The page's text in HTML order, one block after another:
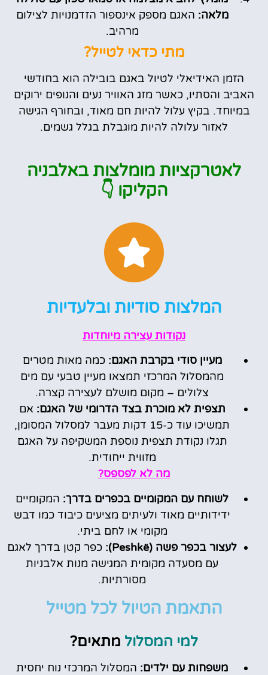
מלאה: האגם מספק אינספור הזדמנויות לצילום
מרהיב.
מתי כדאי לטייל?
הזמן האידיאלי לטיול באגם בובילה הוא בחודשי
האביב והסתיו, כאשר מזג האוויר נעים והנופים ירוקים
במיוחד. בקיץ עלול להיות חם מאוד, ובחורף הגישה
לאזור עלולה להיות מוגבלת בגלל גשמים.
לאטרקציות מומלצות באלבניה
הקליקו 👇
המלצות סודיות ובלעדיות
נקודות עצירה מיוחדות
מעיין סודי בקרבת האגם: כמה מאות מטרים
מהמסלול המרכזי תמצאו מעיין טבעי עם מים
צלולים – מקום מושלם לעצירה קצרה.
תצפית לא מוכרת בצד הדרומי של האגם: אם
תמשיכו עוד כ-15 דקות מעבר למסלול המסומן,
תגלו נקודת תצפית נוספת המשקיפה על האגם
מזווית ייחודית.
מה לא לפספס?
לשוחח עם המקומיים בכפרים בדרך: המקומיים
ידידותיים מאוד ולעיתים מציעים כיבוד כמו דבש
מקומי או לחם ביתי.
לעצור בכפר פשה (Peshkë):
כפר קטן בדרך לאגם
עם מסעדה מקומית המגישה מנות אלבניות
מסורתיות.
התאמת הטיול לכל מטייל
למי המסלול מתאים?
משפחות עם ילדים: המסלול המרכזי נוח יחסית